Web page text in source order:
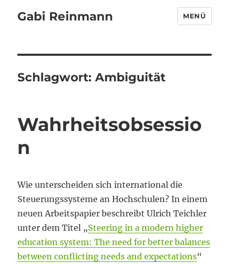
Gabi Reinmann MENÜ
Schlagwort:Ambiguität
Wahrheitsobsessio
n
Wie unterscheiden sich international die
Steuerungssysteme an Hochschulen? In einem
neuen Arbeitspapier beschreibt Ulrich Teichler
unter dem Titel „Steering in a modern higher
education system: The need for better balances
between conflicting needs and expectations“